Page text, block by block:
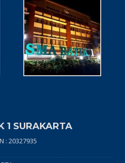
1 SURAKARTA
: 20327935